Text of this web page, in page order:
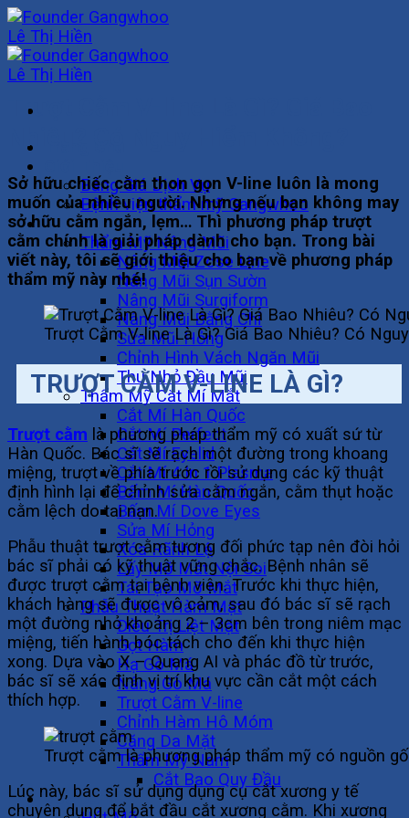
Skip
to
content
Bảng Giá Dịch Vụ
Bệnh viện thẩm mỹ Gangwhoo
Khuôn Mặt
Thẩm Mỹ Nâng Mũi
Nâng Mũi Zose Line
Nâng Mũi Sụn Sườn
Nâng Mũi Surgiform
Nâng Mũi Bằng Chỉ
Sửa Mũi Hỏng
Chỉnh Hình Vách Ngăn Mũi
Thu Nhỏ Đầu Mũi
Thẩm Mỹ Cắt Mí Mắt
Cắt Mí Hàn Quốc
Cắt Mí Perfect
Cắt Mí Eyelid
Cắt Mí 4 In 1 Plasma
Bấm Mí Hàn Quốc
Bấm Mí Dove Eyes
Sửa Mí Hỏng
Xóa Rãnh Lệ
Lấy Mỡ Mắt Nội Soi
Tái Tạo Mỡ Mắt
Phẫu Thuật Hàm Mặt
Điều Trị Liệt Mặt
Gọt Hàm
Hạ Gò Má
Nâng Gò Má
Trượt Cằm V-line
Chỉnh Hàm Hô Móm
Căng Da Mặt
Thẩm Mỹ Nam
Cắt Bao Quy Đầu
Vóc Dáng
Trượt Cằm V-line Là Gì? Giá Bao
Nhiêu? Có Nguy Hiểm Không?
Sở hữu chiếc cằm thon gọn V-line luôn là mong
muốn của nhiều người. Nhưng nếu bạn không may
sở hữu cằm ngắn, lẹm… Thì phương pháp trượt
cằm chính là giải pháp dành cho bạn. Trong bài
viết này, tôi sẽ giới thiệu cho bạn về phương pháp
thẩm mỹ này nhé!
Trượt Cằm V-line Là Gì? Giá Bao Nhiêu? Có
TRƯỢT CẰM V-LINE LÀ GÌ?
Trượt cằm là phương pháp thẩm mỹ có xuất sứ từ
Hàn Quốc. Bác sĩ sẽ rạch một đường trong khoang
miệng, trượt về phía trước rồi sử dụng các kỹ thuật
định hình lại để chỉnh sửa cằm ngắn, cằm thụt hoặc
cằm lệch do tai nạn.
Phẫu thuật trượt cằm tương đối phức tạp nên đòi hỏi
bác sĩ phải có kỹ thuật vững chắc. Bệnh nhân sẽ
được trượt cằm tại bệnh viện. Trước khi thực hiện,
khách hàng sẽ được vô cảm, sau đó bác sĩ sẽ rạch
một đường nhỏ khoảng 2 – 3cm bên trong niêm mạc
miệng, tiến hành bóc tách cho đến khi thực hiện
xong. Dựa vào X – Quang AI và phác đồ từ trước,
bác sĩ sẽ xác định vị trí khu vực cần cắt một cách
thích hợp.
Trượt cằm là phương pháp thẩm mỹ có nguồn
Lúc này, bác sĩ sử dụng dụng cụ cắt xương y tế
chuyên dụng để bắt đầu cắt xương cằm. Khi xương